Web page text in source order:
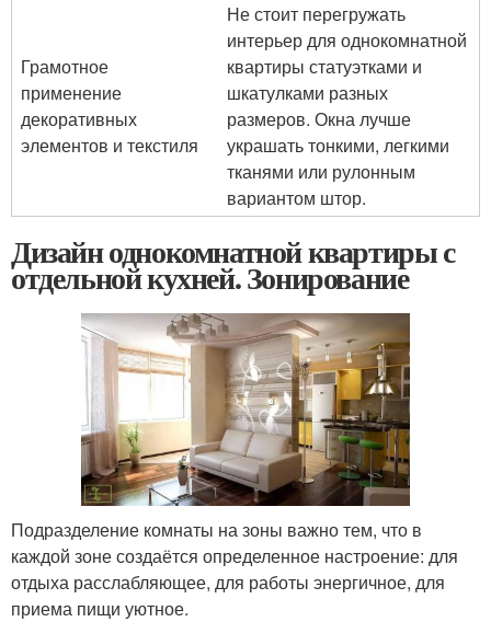
Грамотное
применение
декоративных
элементов и текстиля
Не стоит перегружать
интерьер для однокомнатной
квартиры статуэтками и
шкатулками разных
размеров. Окна лучше
украшать тонкими, легкими
тканями или рулонным
вариантом штор.
Дизайн однокомнатной квартиры с
отдельной кухней. Зонирование
Подразделение комнаты на зоны важно тем, что в
каждой зоне создаётся определенное настроение: для
отдыха расслабляющее, для работы энергичное, для
приема пищи уютное.